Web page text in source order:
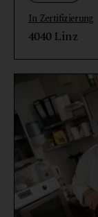
In Zertifizierung
4040 Linz